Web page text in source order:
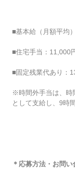
■基本給（月額平均
■住宅手当：11,000
■固定残業代あり：
※時間外手当は、時
として支給し、9時
＊応募方法・お問い